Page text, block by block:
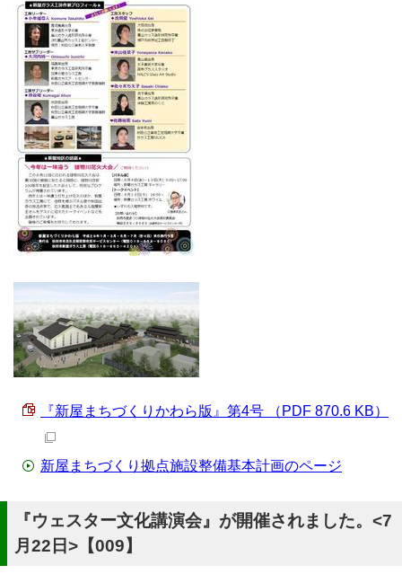
『新屋まちづくりかわら版』第4号 （PDF 870.6 KB）
新屋まちづくり拠点施設整備基本計画のページ
『ウェスター文化講演会』が開催されました。<7
月22日>【009】